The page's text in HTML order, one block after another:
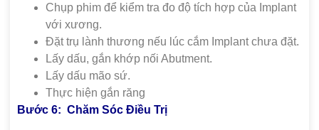
Chụp phim để kiểm tra đo độ tích hợp của Implant
với xương.
Đặt trụ lành thương nếu lúc cắm Implant chưa đặt.
Lấy dấu, gắn khớp nối Abutment.
Lấy dấu mão sứ.
Thực hiện gắn răng
Bước 6: Chăm Sóc Điều Trị